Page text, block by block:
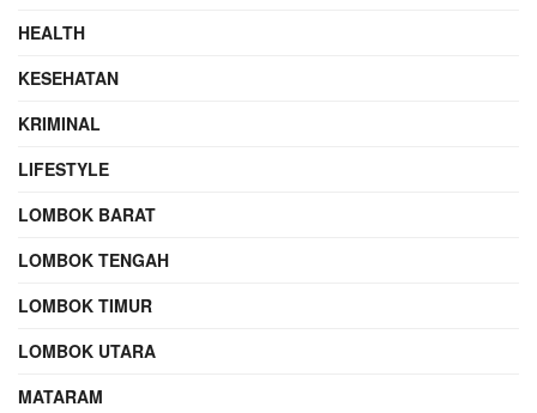
HEALTH
KESEHATAN
KRIMINAL
LIFESTYLE
LOMBOK BARAT
LOMBOK TENGAH
LOMBOK TIMUR
LOMBOK UTARA
MATARAM